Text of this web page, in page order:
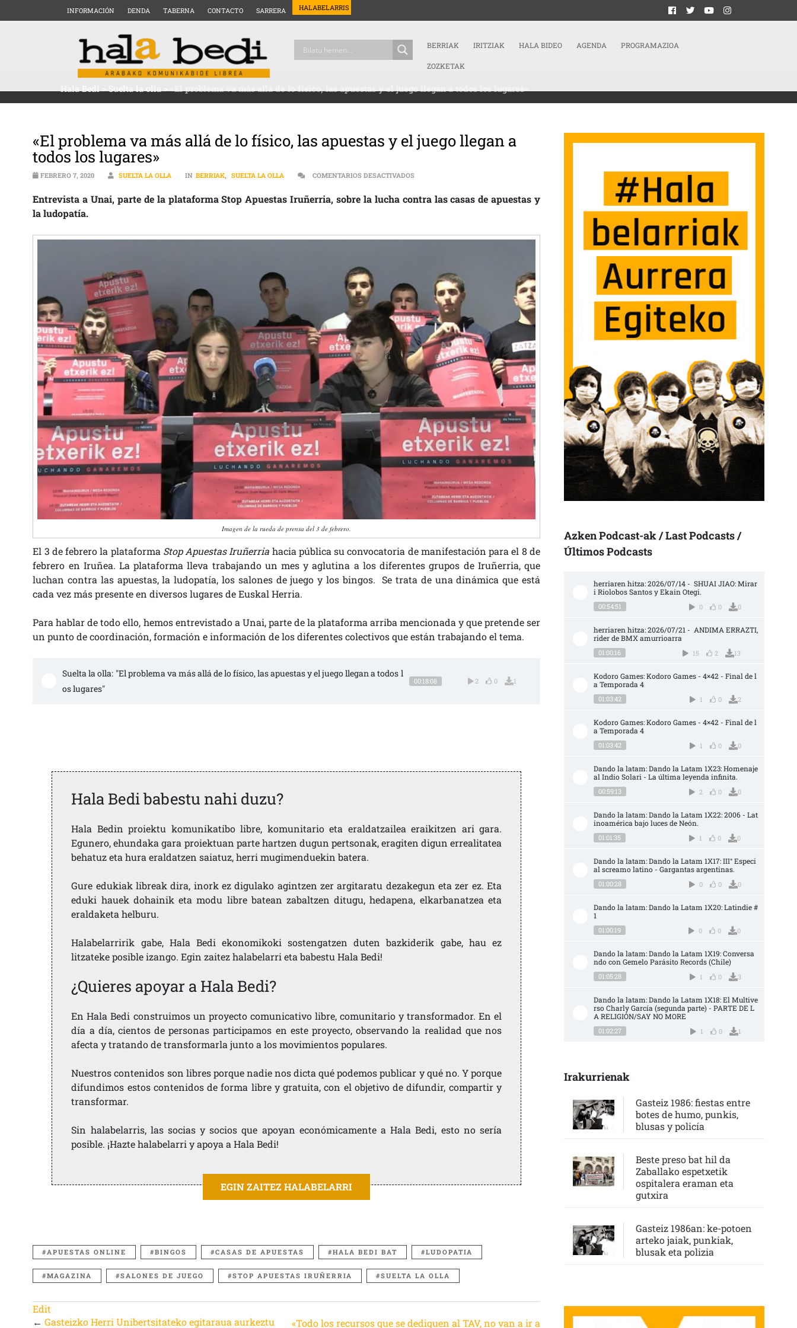
INFORMACIÓN DENDA TABERNA CONTACTO SARRERA HALABELARRIS
BERRIAK IRITZIAK HALA BIDEO AGENDA PROGRAMAZIOA
ZOZKETAK
Hala Bedi>Suelta la olla>«El problema va más allá de lo físico, las apuestas y el juego llegan a todos los lugares»
«El problema va más allá de lo físico, las apuestas y el juego llegan a
todos los lugares»
FEBRERO 7, 2020 SUELTA LA OLLA IN BERRIAK, SUELTA LA OLLA COMENTARIOS DESACTIVADOSEN «EL PROBLEMA VA MÁS ALLÁ DE LO FÍSICO, LAS APUESTAS Y EL JUEGO LLEGAN A TODOS LOS LUGARES»
Entrevista a Unai, parte de la plataforma Stop Apuestas Iruñerria, sobre la lucha contra las casas de apuestas y
la ludopatía.
Imagen de la rueda de prensa del 3 de febrero.
El 3 de febrero la plataforma Stop Apuestas Iruñerria hacia pública su convocatoria de manifestación para el 8 de
febrero en Iruñea. La plataforma lleva trabajando un mes y aglutina a los diferentes grupos de Iruñerria, que
luchan contra las apuestas, la ludopatía, los salones de juego y los bingos. Se trata de una dinámica que está
cada vez más presente en diversos lugares de Euskal Herria.
Para hablar de todo ello, hemos entrevistado a Unai, parte de la plataforma arriba mencionada y que pretende ser
un punto de coordinación, formación e información de los diferentes colectivos que están trabajando el tema.
Suelta la olla: "El problema va más allá de lo físico, las apuestas y el juego llegan a todos l
os lugares"
00:18:08 2 0 1
Hala Bedi babestu nahi duzu?
Hala Bedin proiektu komunikatibo libre, komunitario eta eraldatzailea eraikitzen ari gara.
Egunero, ehundaka gara proiektuan parte hartzen dugun pertsonak, eragiten digun errealitatea
behatuz eta hura eraldatzen saiatuz, herri mugimenduekin batera.
Gure edukiak libreak dira, inork ez digulako agintzen zer argitaratu dezakegun eta zer ez. Eta
eduki hauek dohainik eta modu libre batean zabaltzen ditugu, hedapena, elkarbanatzea eta
eraldaketa helburu.
Halabelarririk gabe, Hala Bedi ekonomikoki sostengatzen duten bazkiderik gabe, hau ez
litzateke posible izango. Egin zaitez halabelarri eta babestu Hala Bedi!
¿Quieres apoyar a Hala Bedi?
En Hala Bedi construimos un proyecto comunicativo libre, comunitario y transformador. En el
día a día, cientos de personas participamos en este proyecto, observando la realidad que nos
afecta y tratando de transformarla junto a los movimientos populares.
Nuestros contenidos son libres porque nadie nos dicta qué podemos publicar y qué no. Y porque
difundimos estos contenidos de forma libre y gratuita, con el objetivo de difundir, compartir y
transformar.
Sin halabelarris, las socias y socios que apoyan económicamente a Hala Bedi, esto no sería
posible. ¡Hazte halabelarri y apoya a Hala Bedi!
EGIN ZAITEZ HALABELARRI
APUESTAS ONLINE BINGOS CASAS DE APUESTAS HALA BEDI BAT LUDOPATIA
MAGAZINA SALONES DE JUEGO STOP APUESTAS IRUÑERRIA SUELTA LA OLLA
Edit
←Gasteizko Herri Unibertsitateko egitaraua aurkeztu
«Todo los recursos que se dediquen al TAV, no van a ir a
Azken Podcast-ak / Last Podcasts /
Últimos Podcasts
herriaren hitza: 2026/07/14 -  SHUAI JIAO: Mirar
i Riolobos Santos y Ekain Otegi.
00:54:51 0 0 0
herriaren hitza: 2026/07/21 -  ANDIMA ERRAZTI,
rider de BMX amurrioarra
01:00:16 15 2 13
Kodoro Games: Kodoro Games - 4×42 - Final de l
a Temporada 4
01:03:42 1 0 2
Kodoro Games: Kodoro Games - 4×42 - Final de l
a Temporada 4
01:03:42 1 0 0
Dando la latam: Dando la Latam 1X23: Homenaje
al Indio Solari - La última leyenda infinita.
00:59:13 2 0 0
Dando la latam: Dando la Latam 1X22: 2006 - Lat
inoamérica bajo luces de Neón.
01:01:35 1 0 0
Dando la latam: Dando la Latam 1X17: III° Especi
al screamo latino - Gargantas argentinas.
01:00:28 0 0 0
Dando la latam: Dando la Latam 1X20: Latindie #
1
01:00:19 0 0 0
Dando la latam: Dando la Latam 1X19: Conversa
ndo con Gemelo Parásito Records (Chile)
01:05:28 1 0 3
Dando la latam: Dando la Latam 1X18: El Multive
rso Charly García (segunda parte) - PARTE DE L
A RELIGIÓN/SAY NO MORE
01:02:27 1 0 1
Irakurrienak
Gasteiz 1986: fiestas entre
botes de humo, punkis,
blusas y policía
Beste preso bat hil da
Zaballako espetxetik
ospitalera eraman eta
gutxira
Gasteiz 1986an: ke-potoen
arteko jaiak, punkiak,
blusak eta polizia